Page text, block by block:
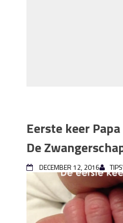
Eerste keer
De
DECEMBER 12, 2016